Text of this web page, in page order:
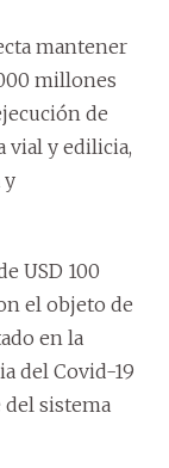
mantener
millones
de
vial y edilicia,
y
USD 100
el objeto de
en la
del Covid-19
sistema